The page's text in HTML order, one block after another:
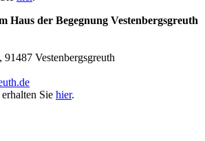
Haus der Begegnung Vestenbergsgreuth
Vestenbergsgreuth
Sie hier.